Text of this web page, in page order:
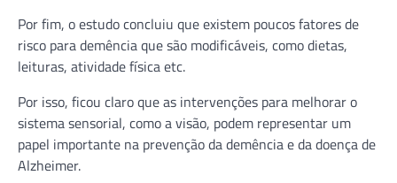
Por fim, o estudo concluiu que existem poucos fatores de
risco para demência que são modificáveis, como dietas,
leituras, atividade física etc.
Por isso, ficou claro que as intervenções para melhorar o
sistema sensorial, como a visão, podem representar um
papel importante na prevenção da demência e da doença de
Alzheimer.